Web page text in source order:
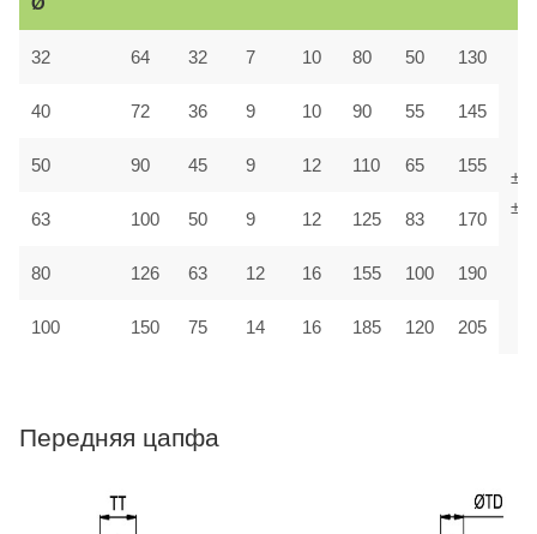
32 64 32 7 10 80 50 130
40 72 36 9 10 90 55 145
50 90 45 9 12 110 65 155
63 100 50 9 12 125 83 170
80 126 63 12 16 155 100 190
100 150 75 14 16 185 120 205
Передняя цапфа